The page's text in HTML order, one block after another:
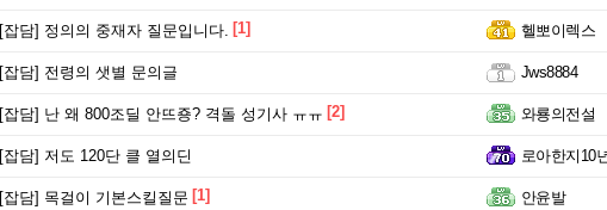
[잡담] 정의의 중재자 질문입니다. [1] 헬뽀이렉스
[잡담] 전령의 샛별 문의글 Jws8884
[잡담] 난 왜 800조딜 안뜨죵? 격돌 성기사 ㅠㅠ [2] 와룡의전설
[잡담] 저도 120단 클 열의딘 로아한지10
[잡담] 목걸이 기본스킬질문 [1] 안윤발